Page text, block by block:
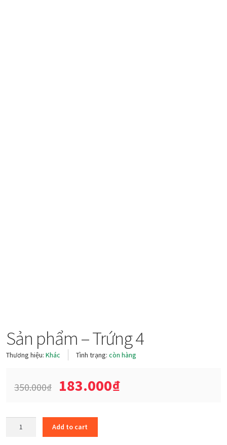
Sản phẩm – Trứng 4
Thương hiệu: Khác Tình trạng: còn hàng
350.000₫ 183.000₫
Add to cart